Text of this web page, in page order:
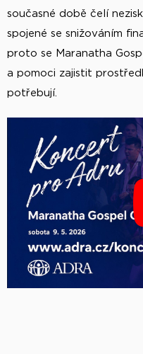
současné době čelí
spojené se snižováním
proto se Maranatha
a pomoci zajistit
potřebují.